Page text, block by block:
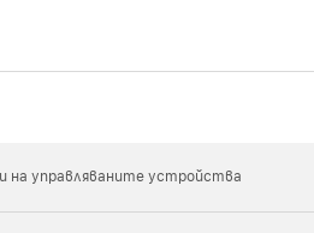
на управляваните устройства